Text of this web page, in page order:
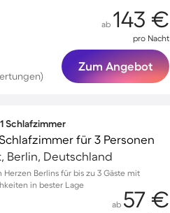
ab 143 €
pro Nacht
Zum Angebot
Schlafzimmer
für 3 Personen
Berlin, Deutschland
Berlins für bis zu 3 Gäste mit
in bester Lage
ab 57 €